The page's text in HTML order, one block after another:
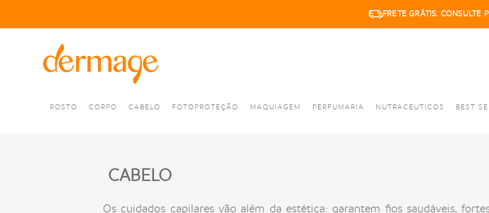
FRETE GRÁTIS. CONSULTE
6X SEM JUROS.
ROSTO CORPO CABELO FOTOPROTEÇÃO MAQUIAGEM PERFUMARIA NUTRACEUTICOS BEST
CABELO
Os cuidados capilares vão além da estética: garantem fios saudáveis,